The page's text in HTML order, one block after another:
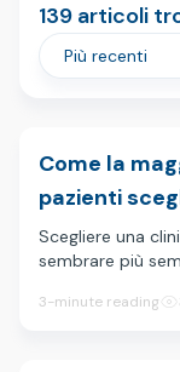
139 articoli
Come la
pazienti
sbagliata in
scegliere
Scegliere una
sembrare più
3-minute reading